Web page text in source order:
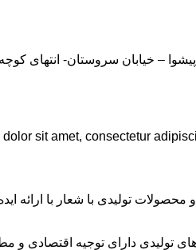
dolor sit amet, consectetur
محصولات تولیدی با شعار با
دارای توجیه اقتصادی و